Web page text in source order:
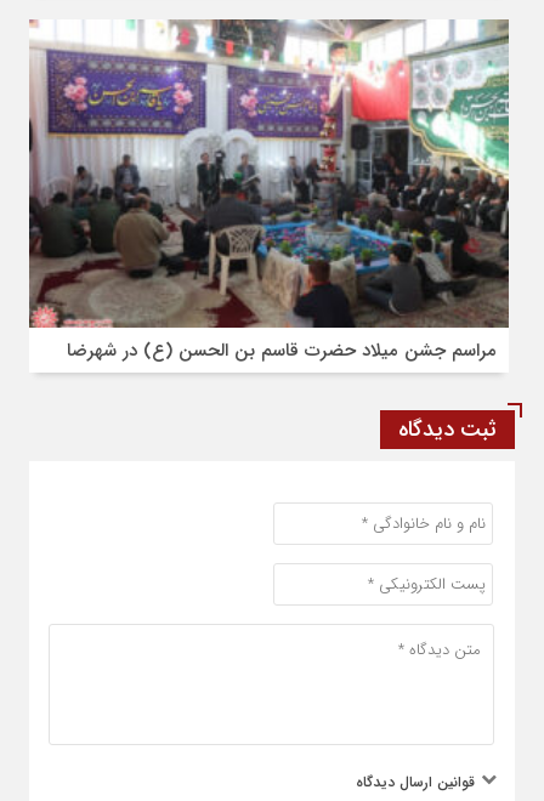
مراسم جشن میلاد حضرت قاسم بن الحسن (ع) در شهرضا
ثبت دیدگاه
قوانین ارسال دیدگاه